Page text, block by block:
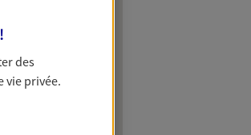
!
des
vie privée.